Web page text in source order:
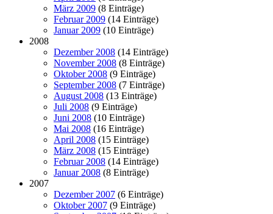
März 2009 (8 Einträge)
Februar 2009 (14 Einträge)
Januar 2009 (10 Einträge)
2008
Dezember 2008 (14 Einträge)
November 2008 (8 Einträge)
Oktober 2008 (9 Einträge)
September 2008 (7 Einträge)
August 2008 (13 Einträge)
Juli 2008 (9 Einträge)
Juni 2008 (10 Einträge)
Mai 2008 (16 Einträge)
April 2008 (15 Einträge)
März 2008 (15 Einträge)
Februar 2008 (14 Einträge)
Januar 2008 (8 Einträge)
2007
Dezember 2007 (6 Einträge)
Oktober 2007 (9 Einträge)